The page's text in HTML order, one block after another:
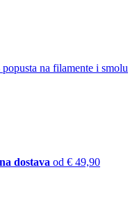
na filamente i smolu
dostava od € 49,90